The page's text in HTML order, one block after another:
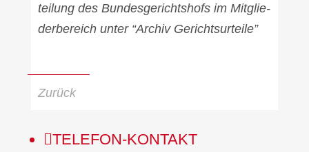
tei­lung des Bun­des­ge­richts­hofs im Mit­glie­
der­be­reich unter “Archiv Gerichts­ur­tei­le”
Zurück
TELE­FON-KON­TAKT